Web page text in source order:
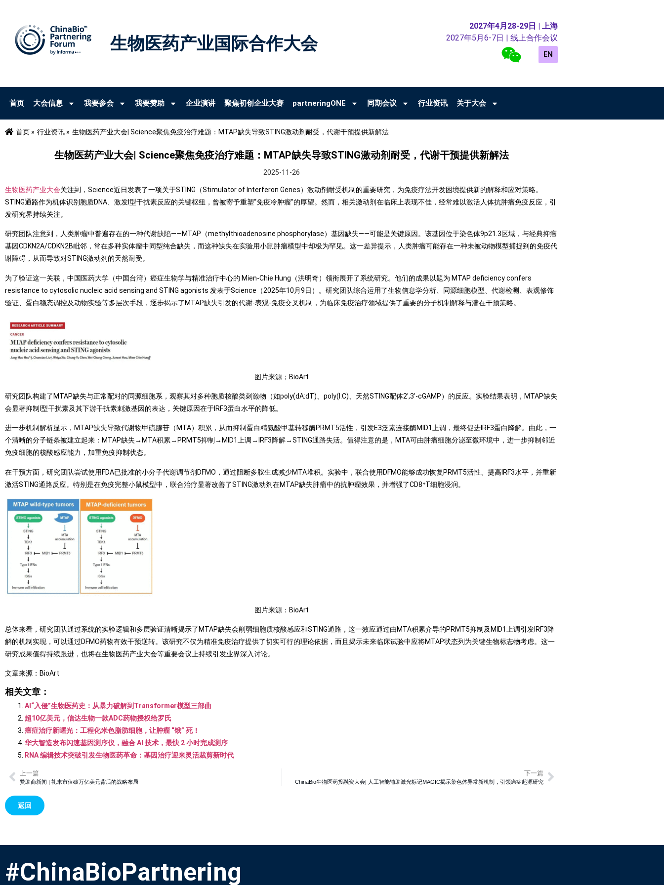
生物医药产业国际合作大会
2027年4月28-29日 | 上海
2027年5月6-7日 | 线上合作会议
EN
首页 大会信息 我要参会 我要赞助 企业演讲 聚焦初创企业大赛 partneringONE 同期会议 行业资讯 关于大会
首页 » 行业资讯 » 生物医药产业大会| Science聚焦免疫治疗难题：MTAP缺失导致STING激动剂耐受，代谢干预提供新解法
生物医药产业大会| Science聚焦免疫治疗难题：MTAP缺失导致STING激动剂耐受，代谢干预提供新解法
2025-11-26
生物医药产业大会关注到，Science近日发表了一项关于STING（Stimulator of Interferon Genes）激动剂耐受机制的重要研究，为免疫疗法开发困境提供新的解释和应对策略。
STING通路作为机体识别胞质DNA、激发Ⅰ型干扰素反应的关键枢纽，曾被寄予重塑“免疫冷肿瘤”的厚望。然而，相关激动剂在临床上表现不佳，经常难以激活人体抗肿瘤免疫反应，引
发研究界持续关注。
研究团队注意到，人类肿瘤中普遍存在的一种代谢缺陷——MTAP（methylthioadenosine phosphorylase）基因缺失——可能是关键原因。该基因位于染色体9p21.3区域，与经典抑癌
基因CDKN2A/CDKN2B毗邻，常在多种实体瘤中同型纯合缺失，而这种缺失在实验用小鼠肿瘤模型中却极为罕见。这一差异提示，人类肿瘤可能存在一种未被动物模型捕捉到的免疫代
谢障碍，从而导致对STING激动剂的天然耐受。
为了验证这一关联，中国医药大学（中国台湾）癌症生物学与精准治疗中心的 Mien-Chie Hung（洪明奇）领衔展开了系统研究。他们的成果以题为 MTAP deficiency confers
resistance to cytosolic nucleic acid sensing and STING agonists 发表于Science（2025年10月9日）。研究团队综合运用了生物信息学分析、同源细胞模型、代谢检测、表观修饰
验证、蛋白稳态调控及动物实验等多层次手段，逐步揭示了MTAP缺失引发的代谢-表观-免疫交叉机制，为临床免疫治疗领域提供了重要的分子机制解释与潜在干预策略。
图片来源；BioArt
研究团队构建了MTAP缺失与正常配对的同源细胞系，观察其对多种胞质核酸类刺激物（如poly(dA:dT)、poly(I:C)、天然STING配体2′,3′-cGAMP）的反应。实验结果表明，MTAP缺失
会显著抑制Ⅰ型干扰素及其下游干扰素刺激基因的表达，关键原因在于IRF3蛋白水平的降低。
进一步机制解析显示，MTAP缺失导致代谢物甲硫腺苷（MTA）积累，从而抑制蛋白精氨酸甲基转移酶PRMT5活性，引发E3泛素连接酶MID1上调，最终促进IRF3蛋白降解。由此，一
个清晰的分子链条被建立起来：MTAP缺失→MTA积累→PRMT5抑制→MID1上调→IRF3降解→STING通路失活。值得注意的是，MTA可由肿瘤细胞分泌至微环境中，进一步抑制邻近
免疫细胞的核酸感应能力，加重免疫抑制状态。
在干预方面，研究团队尝试使用FDA已批准的小分子代谢调节剂DFMO，通过阻断多胺生成减少MTA堆积。实验中，联合使用DFMO能够成功恢复PRMT5活性、提高IRF3水平，并重新
激活STING通路反应。特别是在免疫完整小鼠模型中，联合治疗显著改善了STING激动剂在MTAP缺失肿瘤中的抗肿瘤效果，并增强了CD8⁺T细胞浸润。
图片来源：BioArt
总体来看，研究团队通过系统的实验逻辑和多层验证清晰揭示了MTAP缺失会削弱细胞质核酸感应和STING通路，这一效应通过由MTA积累介导的PRMT5抑制及MID1上调引发IRF3降
解的机制实现，可以通过DFMO药物有效干预逆转。该研究不仅为精准免疫治疗提供了切实可行的理论依据，而且揭示未来临床试验中应将MTAP状态列为关键生物标志物考虑。这一
研究成果值得持续跟进，也将在生物医药产业大会等重要会议上持续引发业界深入讨论。
文章来源：BioArt
相关文章：
AI“入侵”生物医药史：从暴力破解到Transformer模型三部曲
超10亿美元，信达生物一款ADC药物授权给罗氏
癌症治疗新曙光：工程化米色脂肪细胞，让肿瘤 “饿” 死！
华大智造发布闪速基因测序仪，融合 AI 技术，最快 2 小时完成测序
RNA 编辑技术突破引发生物医药革命：基因治疗迎来灵活裁剪新时代
上一篇
赞助商新闻 | 礼来市值破万亿美元背后的战略布局
下一篇
ChinaBio生物医药投融资大会| 人工智能辅助激光标记MAGIC揭示染色体异常新机制，引领癌症起源研究
返回
#ChinaBioPartnering